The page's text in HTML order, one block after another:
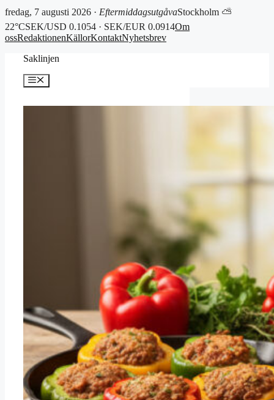
fredag, 7 augusti 2026 · EftermiddagsutgåvaStockholm ⛅
22°CSEK/USD 0.1054 · SEK/EUR 0.0914Om
ossRedaktionenKällorKontaktNyhetsbrev
Saklinjen
Meny